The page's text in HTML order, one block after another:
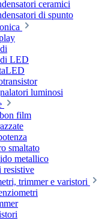
ceramici
di spunto
LED
luminosi
film
smaltato
metallico
resistive
trimmer e varistori